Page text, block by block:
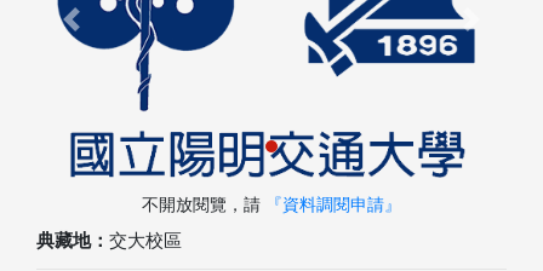
典藏地： 交大校區
Previous Next
不開放閱覽，請 『資料調閱申請』